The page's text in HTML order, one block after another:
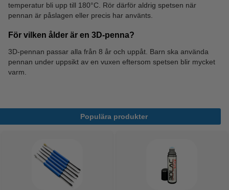
temperatur bli upp till 180°C. Rör därför aldrig spetsen när
pennan är påslagen eller precis har använts.
För vilken ålder är en 3D-penna?
3D-pennan passar alla från 8 år och uppåt. Barn ska använda
pennan under uppsikt av en vuxen eftersom spetsen blir mycket
varm.
Populära produkter